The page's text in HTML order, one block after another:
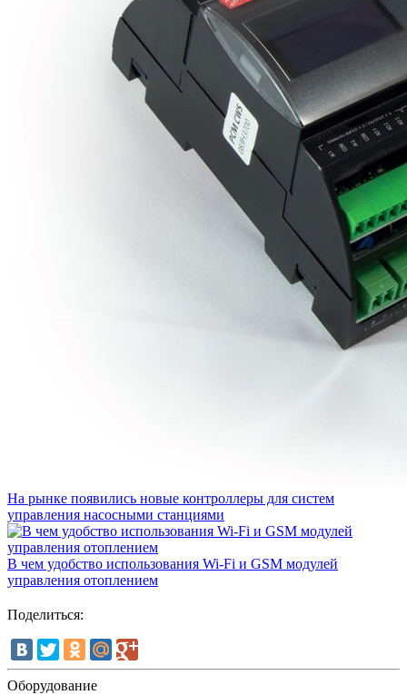
На рынке появились новые контроллеры для систем
управления насосными станциями
В чем удобство использования Wi-Fi и GSM модулей
управления отоплением
Поделиться:
Оборудование